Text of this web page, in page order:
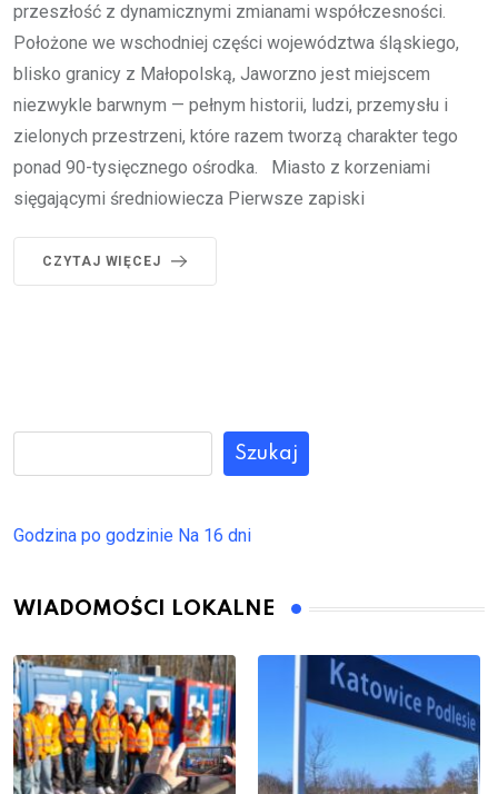
przeszłość z dynamicznymi zmianami współczesności.
Położone we wschodniej części województwa śląskiego,
blisko granicy z Małopolską, Jaworzno jest miejscem
niezwykle barwnym — pełnym historii, ludzi, przemysłu i
zielonych przestrzeni, które razem tworzą charakter tego
ponad 90-tysięcznego ośrodka. Miasto z korzeniami
sięgającymi średniowiecza Pierwsze zapiski
CZYTAJ WIĘCEJ
Szukaj
Godzina po godzinie Na 16 dni
WIADOMOŚCI LOKALNE